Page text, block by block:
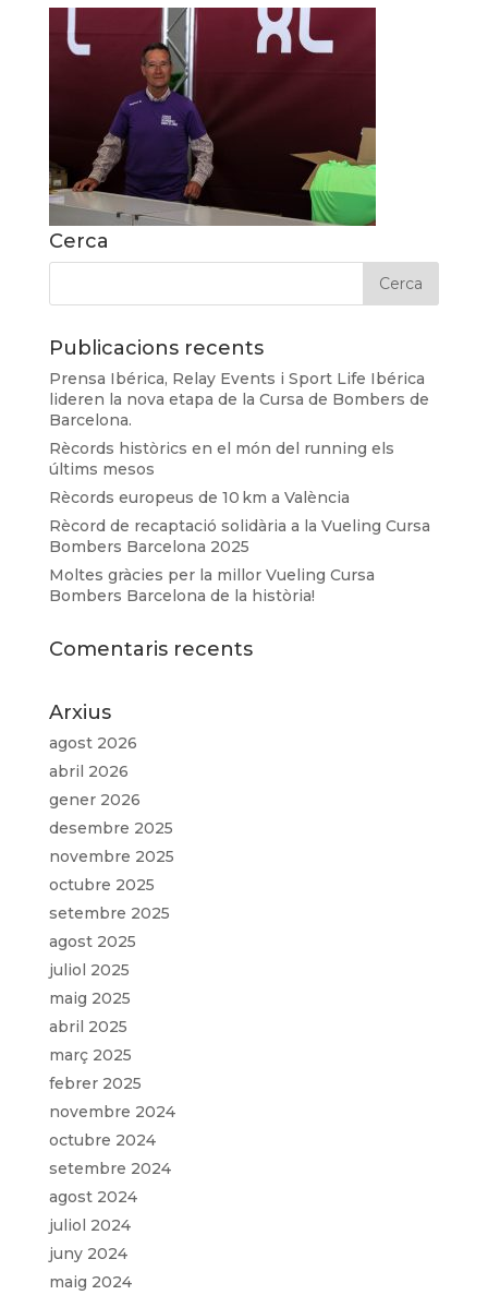
Cerca
Publicacions recents
Prensa Ibérica, Relay Events i Sport Life Ibérica
lideren la nova etapa de la Cursa de Bombers de
Barcelona.
Rècords històrics en el món del running els
últims mesos
Rècords europeus de 10 km a València
Rècord de recaptació solidària a la Vueling Cursa
Bombers Barcelona 2025
Moltes gràcies per la millor Vueling Cursa
Bombers Barcelona de la història!
Comentaris recents
Arxius
agost 2026
abril 2026
gener 2026
desembre 2025
novembre 2025
octubre 2025
setembre 2025
agost 2025
juliol 2025
maig 2025
abril 2025
març 2025
febrer 2025
novembre 2024
octubre 2024
setembre 2024
agost 2024
juliol 2024
juny 2024
maig 2024